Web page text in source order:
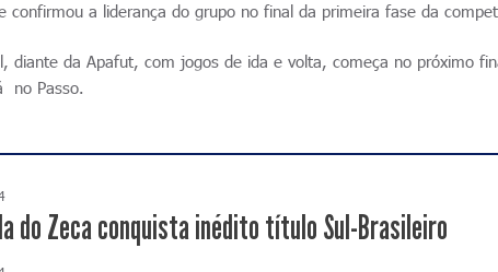
confirmou a liderança do grupo no final da primeira fase da
diante da Apafut, com jogos de ida e volta, começa no próximo
no Passo.
do Zeca conquista inédito título Sul-Brasileiro